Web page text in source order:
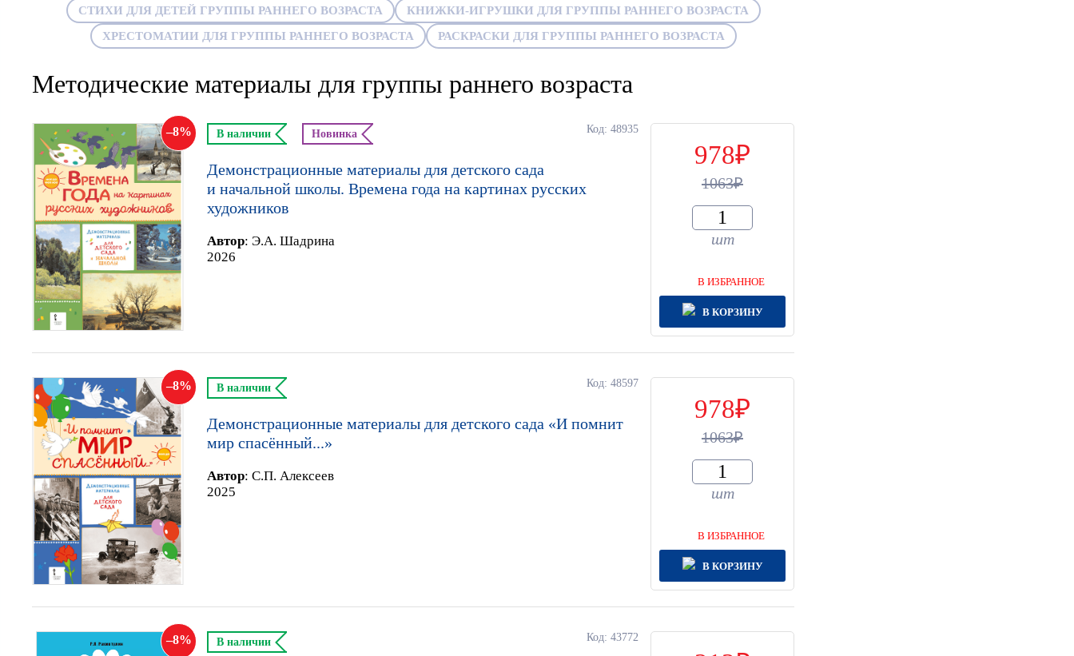
СТИХИ ДЛЯ ДЕТЕЙ ГРУППЫ РАННЕГО ВОЗРАСТА
КНИЖКИ-ИГРУШКИ ДЛЯ ГРУППЫ РАННЕГО ВОЗРАСТА
ХРЕСТОМАТИИ ДЛЯ ГРУППЫ РАННЕГО ВОЗРАСТА
РАСКРАСКИ ДЛЯ ГРУППЫ РАННЕГО ВОЗРАСТА
Методические материалы для группы раннего возраста
8 Код: 48935
В наличии Новинка
Демонстрационные материалы для детского сада
и начальной школы. Времена года на картинах русских
художников
Автор: Э.А. Шадрина
2026
978
1063
шт
В ИЗБРАННОЕ
В КОРЗИНУ
8 Код: 48597
В наличии
Демонстрационные материалы для детского сада «И помнит
мир спасённый...»
Автор: С.П. Алексеев
2025
978
1063
шт
В ИЗБРАННОЕ
В КОРЗИНУ
8 Код: 43772
В наличии